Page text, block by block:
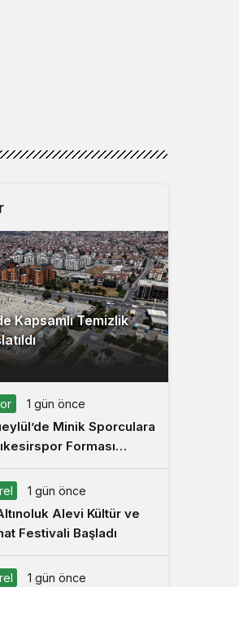
Kapsamlı Temizlik
1 gün önce
Minik Sporculara
Forması
Edildi
1 gün önce
Alevi Kültür ve
Festivali Başladı
1 gün önce